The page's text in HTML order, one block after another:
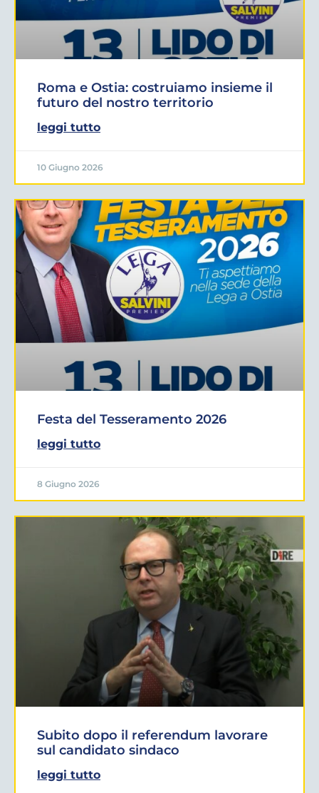
Roma e Ostia: costruiamo insieme il
futuro del nostro territorio
leggi tutto
10 Giugno 2026
Festa del Tesseramento 2026
leggi tutto
8 Giugno 2026
Subito dopo il referendum lavorare
sul candidato sindaco
leggi tutto